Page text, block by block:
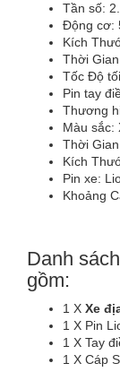
Tần số:
Động cơ:
Kích
Thời
Tốc Độ
Pin tay
Thương
Màu sắc:
Thời
Kích
Pin xe:
Khoảng
Danh
gồm:
1 X Xe
1 X Pin
1 X Tay
1 X Cáp